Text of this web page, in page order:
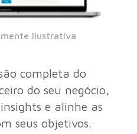
ilustrativa
completa do
do seu negócio,
e alinhe as
seus objetivos.